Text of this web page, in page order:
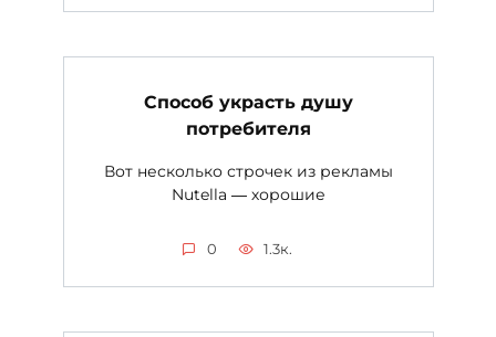
Cпособ украсть душу
потребителя
Вот несколько строчек из рекламы
Nutella ― хорошие
0 1.3к.